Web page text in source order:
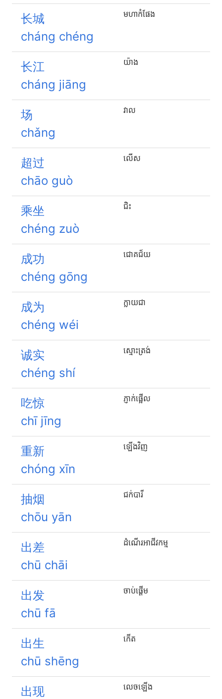
长城
cháng chéng
មហា​កំផែង
长江
cháng jiāng
យ៉ាង
场
chǎng
វាល
超过
chāo guò
លើស
乘坐
chéng zuò
ជិះ
成功
chéng gōng
ជោគជ័យ
成为
chéng wéi
ក្លាយជា
诚实
chéng shí
ស្មោះត្រង់
吃惊
chī jīng
ភ្ញាក់ផ្អើល
重新
chóng xīn
ឡើងវិញ
抽烟
chōu yān
ជក់បារី
出差
chū chāi
ដំណើរអាជីវកម្ម
出发
chū fā
ចាប់ផ្ដើម
出生
chū shēng
កើត
出现
លេចឡើង